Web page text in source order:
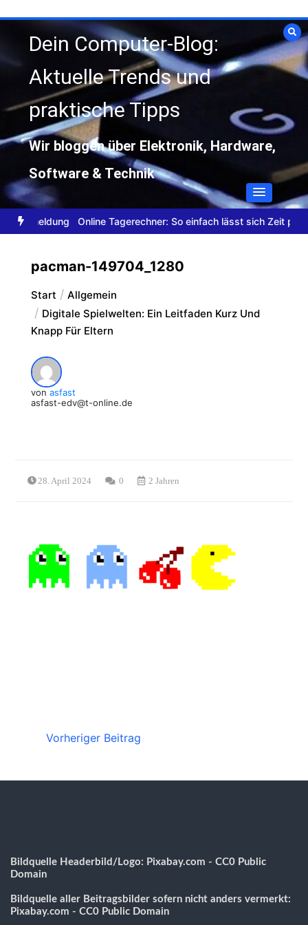
Inhalt
springenDein Computer-Blog:
Aktuelle Trends und
praktische Tipps
Wir bloggen über Elektronik, Hardware,
Software & Technik
Anmeldung Online Tagerechner: So einfach lässt sich Zeit
pacman-149704_1280
Start
Allgemein
Digitale Spielwelten: Ein Leitfaden Kurz Und
Knapp Für Eltern
von asfast
asfast-edv@t-online.de
28. April 2024 0 2 Jahren
Vorheriger Beitrag
Bildquelle Headerbild/Logo: Pixabay.com - CC0 Public
Domain
Bildquelle aller Beitragsbilder sofern nicht anders vermerkt:
Pixabay.com - CC0 Public Domain